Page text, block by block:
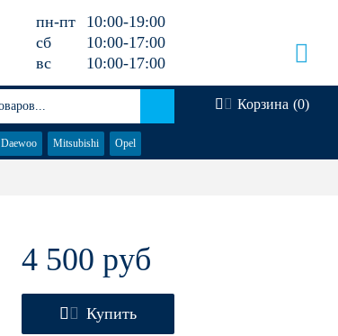
пн-пт 10:00-19:00
сб
10:00-17:00
вс
10:00-17:00
Корзина (0)
Daewoo Mitsubishi Opel
4 500 руб
Купить